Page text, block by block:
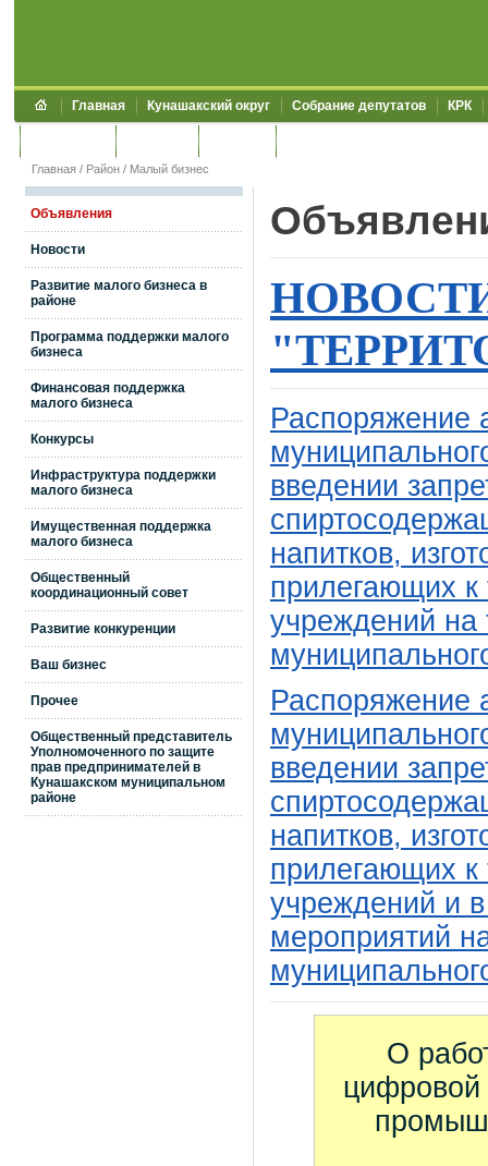
Главная Кунашакский округ Собрание депутатов КРК
Главная / Район / Малый бизнес
Объявления
Новости
Развитие малого бизнеса в
районе
Программа поддержки малого
бизнеса
Финансовая поддержка
малого бизнеса
Конкурсы
Инфраструктура поддержки
малого бизнеса
Имущественная поддержка
малого бизнеса
Общественный
координационный совет
Развитие конкуренции
Ваш бизнес
Прочее
Общественный представитель
Уполномоченного по защите
прав предпринимателей в
Кунашакском муниципальном
районе
Распоряжение
введении
напитков,
прилегающих к
учреждений на
Распоряжение
введении
напитков,
прилегающих к
учреждений и
мероприятий
О
цифровой